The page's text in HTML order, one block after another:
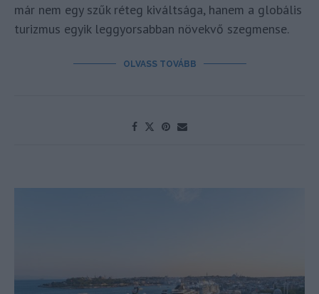
már nem egy szűk réteg kiváltsága, hanem a globális
turizmus egyik leggyorsabban növekvő szegmense.
OLVASS TOVÁBB